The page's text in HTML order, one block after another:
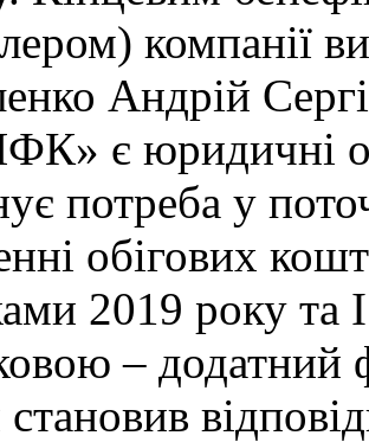
компанії
Андрій
є юридичні
потреба у
обігових
2019 року та
– додатний
становив